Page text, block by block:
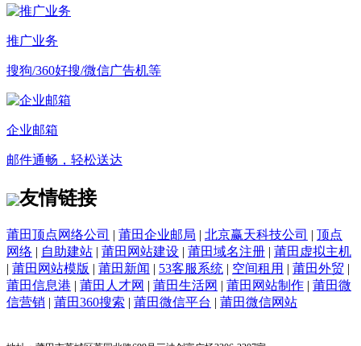
推广业务
搜狗/360好搜/微信广告机等
企业邮箱
邮件通畅，轻松送达
友情链接
莆田顶点网络公司 | 莆田企业邮局 | 北京赢天科技公司 | 顶点
网络 | 自助建站 | 莆田网站建设 | 莆田域名注册 | 莆田虚拟主机
| 莆田网站模版 | 莆田新闻 | 53客服系统 | 空间租用 | 莆田外贸 |
莆田信息港 | 莆田人才网 | 莆田生活网 | 莆田网站制作 | 莆田微
信营销 | 莆田360搜索 | 莆田微信平台 | 莆田微信网站